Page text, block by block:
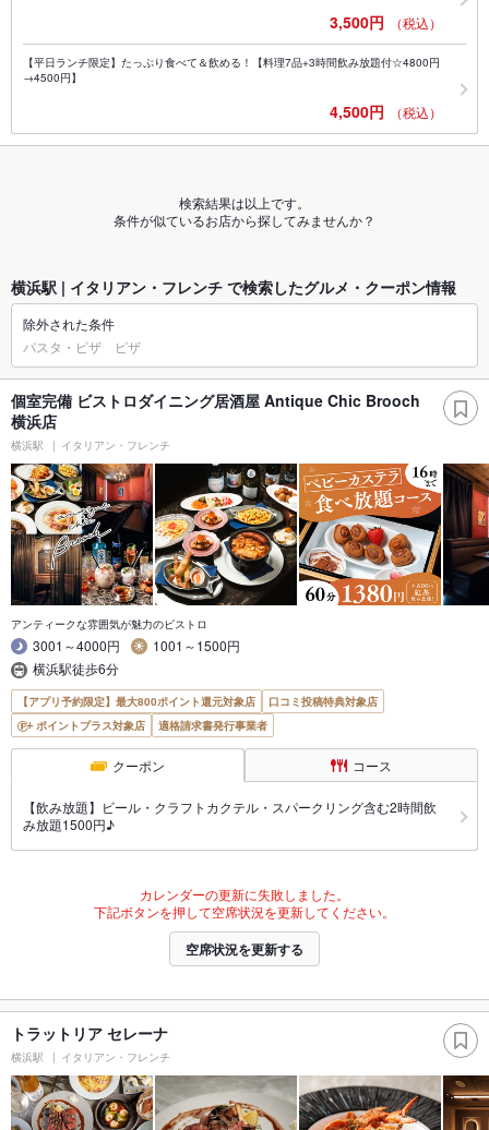
3,500円 （税込）
【平日ランチ限定】たっぷり食べて＆飲める！【料理7品+3時間飲み放題付☆4800円
→4500円】
4,500円 （税込）
検索結果は以上です。
条件が似ているお店から探してみませんか？
横浜駅 | イタリアン・フレンチ で検索したグルメ・クーポン情報
除外された条件
パスタ・ピザ ピザ
個室完備 ビストロダイニング居酒屋 Antique Chic Brooch
横浜店
横浜駅 イタリアン・フレンチ
アンティークな雰囲気が魅力のビストロ
3001～4000円
1001～1500円
横浜駅徒歩6分
【アプリ予約限定】最大800ポイント還元対象店
口コミ投稿特典対象店
ポイントプラス対象店
適格請求書発行事業者
クーポン コース
【飲み放題】ビール・クラフトカクテル・スパークリング含む2時間飲
み放題1500円♪
カレンダーの更新に失敗しました。
下記ボタンを押して空席状況を更新してください。
空席状況を更新する
トラットリア セレーナ
横浜駅 イタリアン・フレンチ